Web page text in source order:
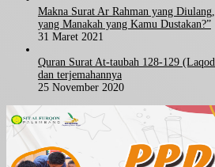
Makna Surat Ar Rahman yang
yang Manakah yang Kamu Dustakan?”
31 Maret 2021
Quran Surat At-taubah 128-129
dan terjemahannya
25 November 2020